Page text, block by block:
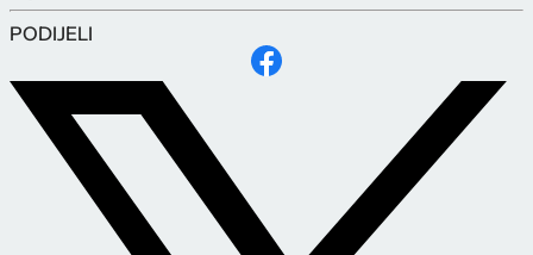
PODIJELI